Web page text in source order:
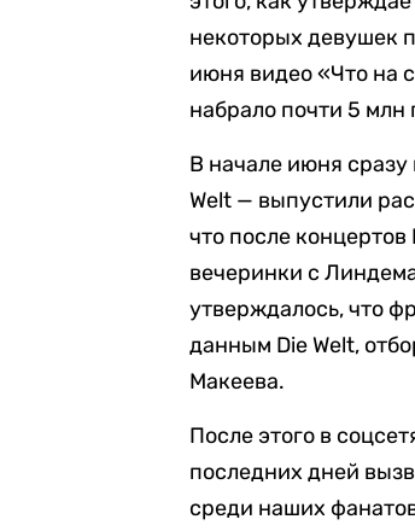
некоторых девушек
июня видео «Что на
набрало почти 5 млн
В начале июня
Welt — выпустили
что после
вечеринки с
утверждалось, что
данным Die Welt,
Макеева.
После этого в
последних дней
среди наших